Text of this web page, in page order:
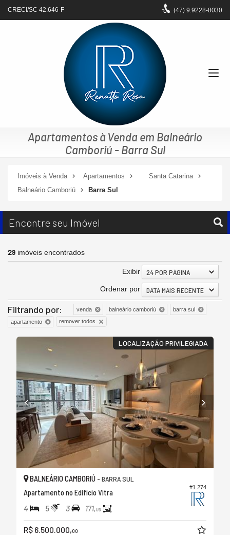
CRECI/SC 42.646-F (47) 9.9228-8030
Apartamentos à Venda em Balneário
Camboriú - Barra Sul
Imóveis à Venda Apartamentos
Santa Catarina
Balneário Camboriú
Barra Sul
Encontre seu Imóvel
29 imóveis encontrados
Exibir 24 POR PÁGINA
Ordenar por DATA MAIS RECENTE
Filtrando por: venda balneário camboriú
barra sul
apartamento
remover todos
LOCALIZAÇÃO PRIVILEGIADA
#1.274
BALNEÁRIO CAMBORIÚ - BARRA SUL
Apartamento no Edifício Vitra
4 5 3 171,00
R$ 6.500.000,00